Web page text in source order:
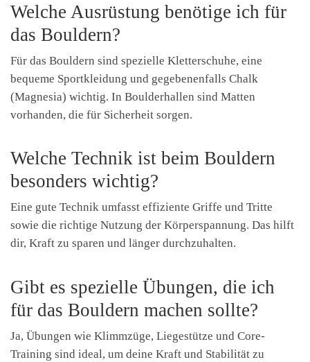
Welche Ausrüstung benötige ich für
das Bouldern?
Für das Bouldern sind spezielle Kletterschuhe, eine
bequeme Sportkleidung und gegebenenfalls Chalk
(Magnesia) wichtig. In Boulderhallen sind Matten
vorhanden, die für Sicherheit sorgen.
Welche Technik ist beim Bouldern
besonders wichtig?
Eine gute Technik umfasst effiziente Griffe und Tritte
sowie die richtige Nutzung der Körperspannung. Das hilft
dir, Kraft zu sparen und länger durchzuhalten.
Gibt es spezielle Übungen, die ich
für das Bouldern machen sollte?
Ja, Übungen wie Klimmzüge, Liegestütze und Core-
Training sind ideal, um deine Kraft und Stabilität zu